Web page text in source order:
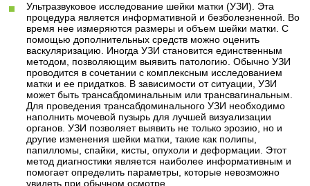
Ультразвуковое исследование шейки матки (УЗИ). Эта
процедура является информативной и безболезненной. Во
время нее измеряются размеры и объем шейки матки. С
помощью дополнительных средств можно оценить
васкуляризацию. Иногда УЗИ становится единственным
методом, позволяющим выявить патологию. Обычно УЗИ
проводится в сочетании с комплексным исследованием
матки и ее придатков. В зависимости от ситуации, УЗИ
может быть трансабдоминальным или трансвагинальным.
Для проведения трансабдоминального УЗИ необходимо
наполнить мочевой пузырь для лучшей визуализации
органов. УЗИ позволяет выявить не только эрозию, но и
другие изменения шейки матки, такие как полипы,
папилломы, спайки, кисты, опухоли и деформации. Этот
метод диагностики является наиболее информативным и
помогает определить параметры, которые невозможно
увидеть при обычном осмотре.